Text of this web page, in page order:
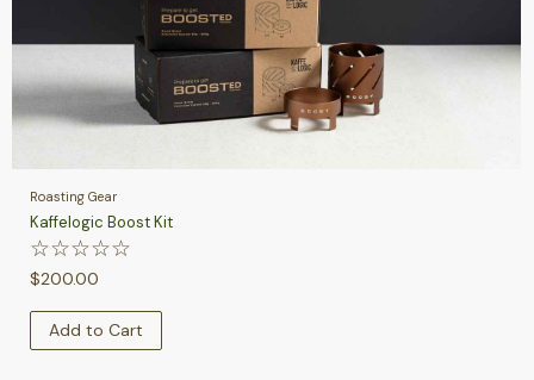
Roasting Gear
Kaffelogic Boost Kit
☆☆☆☆☆
$200.00
Add to Cart